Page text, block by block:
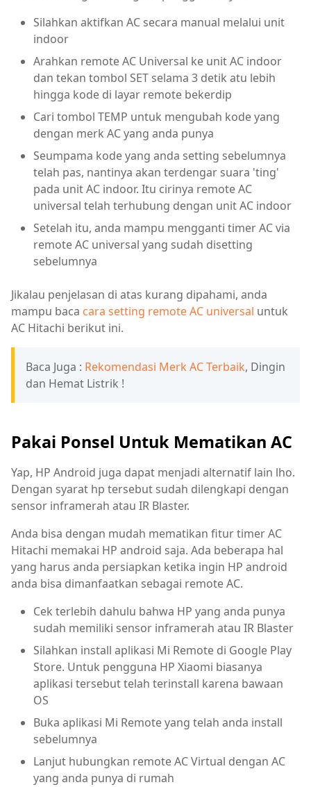
Silahkan aktifkan AC secara manual melalui unit
indoor
Arahkan remote AC Universal ke unit AC indoor
dan tekan tombol SET selama 3 detik atu lebih
hingga kode di layar remote bekerdip
Cari tombol TEMP untuk mengubah kode yang
dengan merk AC yang anda punya
Seumpama kode yang anda setting sebelumnya
telah pas, nantinya akan terdengar suara 'ting'
pada unit AC indoor. Itu cirinya remote AC
universal telah terhubung dengan unit AC indoor
Setelah itu, anda mampu mengganti timer AC via
remote AC universal yang sudah disetting
sebelumnya
Jikalau penjelasan di atas kurang dipahami, anda
mampu baca cara setting remote AC universal untuk
AC Hitachi berikut ini.
Baca Juga : Rekomendasi Merk AC Terbaik, Dingin
dan Hemat Listrik !
Pakai Ponsel Untuk Mematikan AC
Yap, HP Android juga dapat menjadi alternatif lain lho.
Dengan syarat hp tersebut sudah dilengkapi dengan
sensor inframerah atau IR Blaster.
Anda bisa dengan mudah mematikan fitur timer AC
Hitachi memakai HP android saja. Ada beberapa hal
yang harus anda persiapkan ketika ingin HP android
anda bisa dimanfaatkan sebagai remote AC.
Cek terlebih dahulu bahwa HP yang anda punya
sudah memiliki sensor inframerah atau IR Blaster
Silahkan install aplikasi Mi Remote di Google Play
Store. Untuk pengguna HP Xiaomi biasanya
aplikasi tersebut telah terinstall karena bawaan
OS
Buka aplikasi Mi Remote yang telah anda install
sebelumnya
Lanjut hubungkan remote AC Virtual dengan AC
yang anda punya di rumah